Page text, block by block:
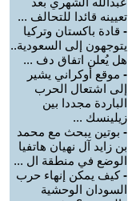
تعيينه قائدا للتحالف ...
- قادة باكستان وتركيا
يتوجهون إلى السعودية..
هل يُعلن اتفاق دف ...
- موقع أوكراني يشير
إلى اشتعال الحرب
الباردة مجددا بين
زيلينسك ...
- بوتين يبحث مع محمد
بن زايد آل نهيان هاتفيا
الوضع في منطقة ال ...
-كيف يمكن إنهاء حرب
السودان الوحشية